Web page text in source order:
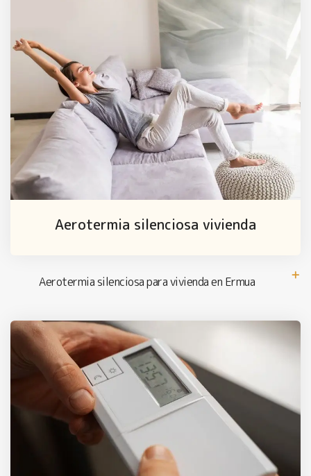
Aerotermia silenciosa vivienda
Aerotermia silenciosa para vivienda en Ermua